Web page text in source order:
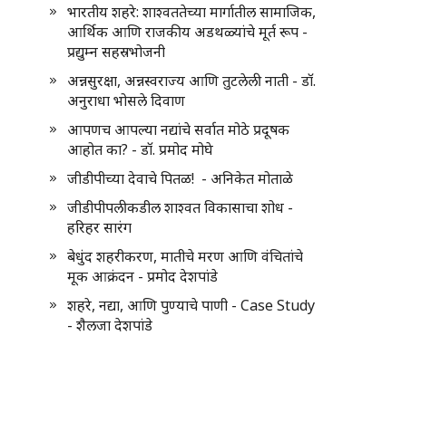
भारतीय शहरे: शाश्वततेच्या मार्गातील सामाजिक,
आर्थिक आणि राजकीय अडथळ्यांचे मूर्त रूप -
प्रद्युम्न सहस्रभोजनी
अन्नसुरक्षा, अन्नस्वराज्य आणि तुटलेली नाती - डॉ.
अनुराधा भोसले दिवाण
आपणच आपल्या नद्यांचे सर्वात मोठे प्रदूषक
आहोत का? - डॉ. प्रमोद मोघे
जीडीपीच्या देवाचे पितळ! - अनिकेत मोताळे
जीडीपीपलीकडील शाश्वत विकासाचा शोध -
हरिहर सारंग
बेधुंद शहरीकरण, मातीचे मरण आणि वंचितांचे
मूक आक्रंदन - प्रमोद देशपांडे
शहरे, नद्या, आणि पुण्याचे पाणी - Case Study
- शैलजा देशपांडे